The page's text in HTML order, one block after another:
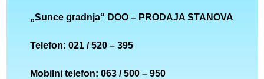
„Sunce gradnja“ DOO – PRODAJA STANOVA
Telefon: 021 / 520 – 395
Mobilni telefon: 063 / 500 – 950